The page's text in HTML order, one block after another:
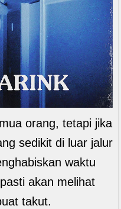
orang, tetapi jika
sedikit di luar jalur
waktu
akan melihat
takut.